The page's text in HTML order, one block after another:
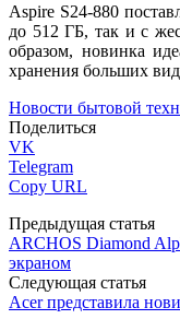
Aspire S24-880
до 512 ГБ, так и с
образом, новинка
хранения больших
Новости бытовой
Поделиться
VK
Telegram
Copy URL
Предыдущая статья
ARCHOS Diamond
экраном
Следующая статья
Acer представила